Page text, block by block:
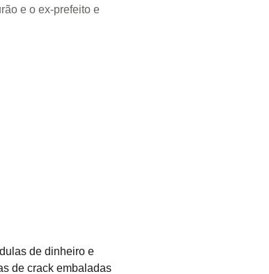
e o ex-prefeito e